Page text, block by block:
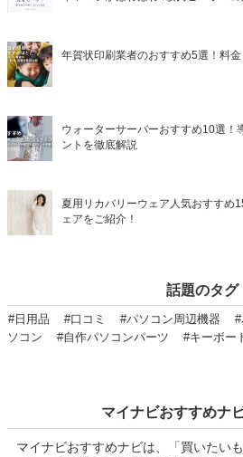
年賀状印刷業者のおすすめ5選！料
ウォーターサーバーおすすめ10選！
ントを徹底解説
夏用リカバリーウェア人気おすすめ
ェアをご紹介！
話題のタグ
#日用品 #口コミ #パソコン周辺機器
ソコン
#自作パソコンパーツ #キーボー
マイナビおすすめナ
マイナビおすすめナビは、「買いたい